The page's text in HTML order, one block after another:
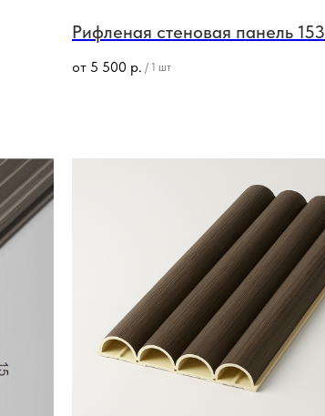
Рифленая стеновая панель 153
от 5 500 р. / 1 шт